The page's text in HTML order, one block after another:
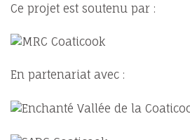
Ce projet est soutenu par :
En partenariat avec :